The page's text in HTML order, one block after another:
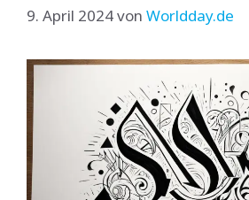
9. April 2024von Worldday.de